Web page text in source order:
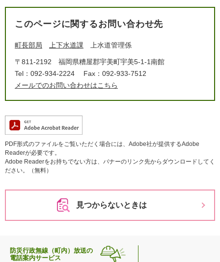
このページに関するお問い合わせ先
町長部局 上下水道課 上水道管理係
〒811-2192
福岡県糟屋郡宇美町宇美5-1-1南館
Tel：092-934-2224
Fax：092-933-7512
メールでのお問い合わせはこちら
PDF形式のファイルをご覧いただく場合には、Adobe社が提供するAdobe
Readerが必要です。
Adobe Readerをお持ちでない方は、バナーのリンク先からダウンロードしてく
ださい。（無料）
見つからないときは
防災行政無線（町内）放送の
電話案内サービス